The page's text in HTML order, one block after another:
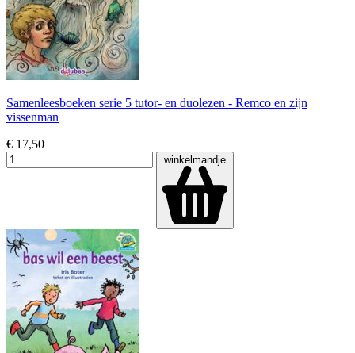
Samenleesboeken serie 5 tutor- en duolezen - Remco en zijn
vissenman
€ 17,50
winkelmandje